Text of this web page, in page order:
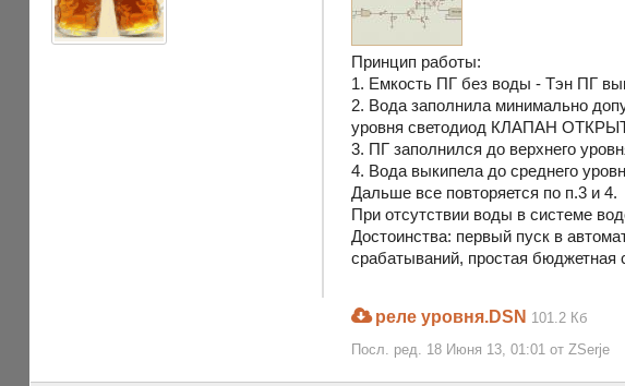
Принцип работы:
1. Емкость ПГ без воды - Тэн ПГ
2. Вода заполнила минимально
уровня светодиод КЛАПАН ОТКРЫТ
3. ПГ заполнился до верхнего
4. Вода выкипела до среднего
Дальше все повторяется по п.3 и 4.
При отсутствии воды в системе
Достоинства: первый пуск в
срабатываний, простая бюджетная
реле уровня.DSN 101.2 Кб
Посл. ред. 18 Июня 13, 01:01 от ZSerje